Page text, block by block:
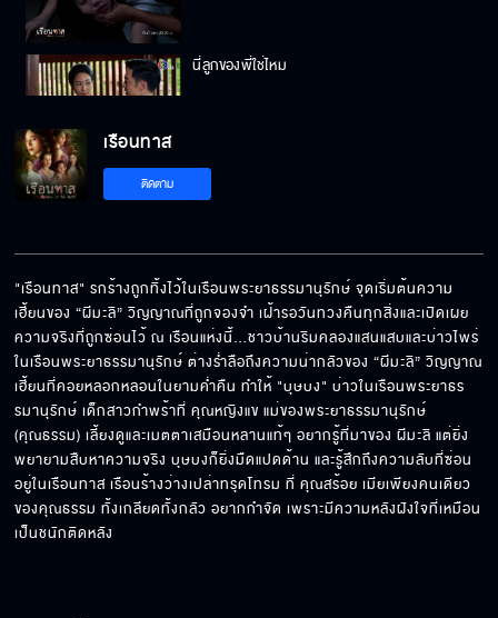
นี่ลูกของพี่ใช่ไหม
ไม่ต้องกลับมาที่เรือนอีก
ปล่อยฉันนะอีผีบ้า
เรือนนี้ฉันใหญ่สุด
เรือนทาส
ติดตาม
"เรือนทาส" รกร้างถูกทิ้งไว้ในเรือนพระยาธรรมานุรักษ์ จุดเริ่มต้นความ
เฮี้ยนของ “ผีมะลิ” วิญญาณที่ถูกจองจำ เฝ้ารอวันทวงคืนทุกสิ่งและเปิดเผย
ความจริงที่ถูกซ่อนไว้ ณ เรือนแห่งนี้…ชาวบ้านริมคลองแสนแสบและบ่าวไพร่
ในเรือนพระยาธรรมานุรักษ์ ต่างร่ำลือถึงความน่ากลัวของ “ผีมะลิ” วิญญาณ
เฮี้ยนที่คอยหลอกหลอนในยามค่ำคืน ทำให้ "บุษบง" บ่าวในเรือนพระยาธร
รมานุรักษ์ เด็กสาวกำพร้าที่ คุณหญิงแข แม่ของพระยาธรรมานุรักษ์
(คุณธรรม) เลี้ยงดูและเมตตาเสมือนหลานแท้ๆ อยากรู้ที่มาของ ผีมะลิ แต่ยิ่ง
พยายามสืบหาความจริง บุษบงก็ยิ่งมืดแปดด้าน และรู้สึกถึงความลับที่ซ่อน
อยู่ในเรือนทาส เรือนร้างว่างเปล่าทรุดโทรม ที่ คุณสร้อย เมียเพียงคนเดียว
ของคุณธรรม ทั้งเกลียดทั้งกลัว อยากกำจัด เพราะมีความหลังฝังใจที่เหมือน
เป็นชนักติดหลัง